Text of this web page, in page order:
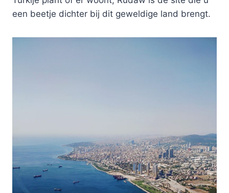
een beetje dichter bij dit geweldige land brengt.